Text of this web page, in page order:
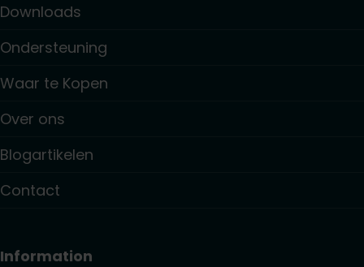
Downloads
Ondersteuning
Waar te Kopen
Over ons
Blogartikelen
Contact
Information